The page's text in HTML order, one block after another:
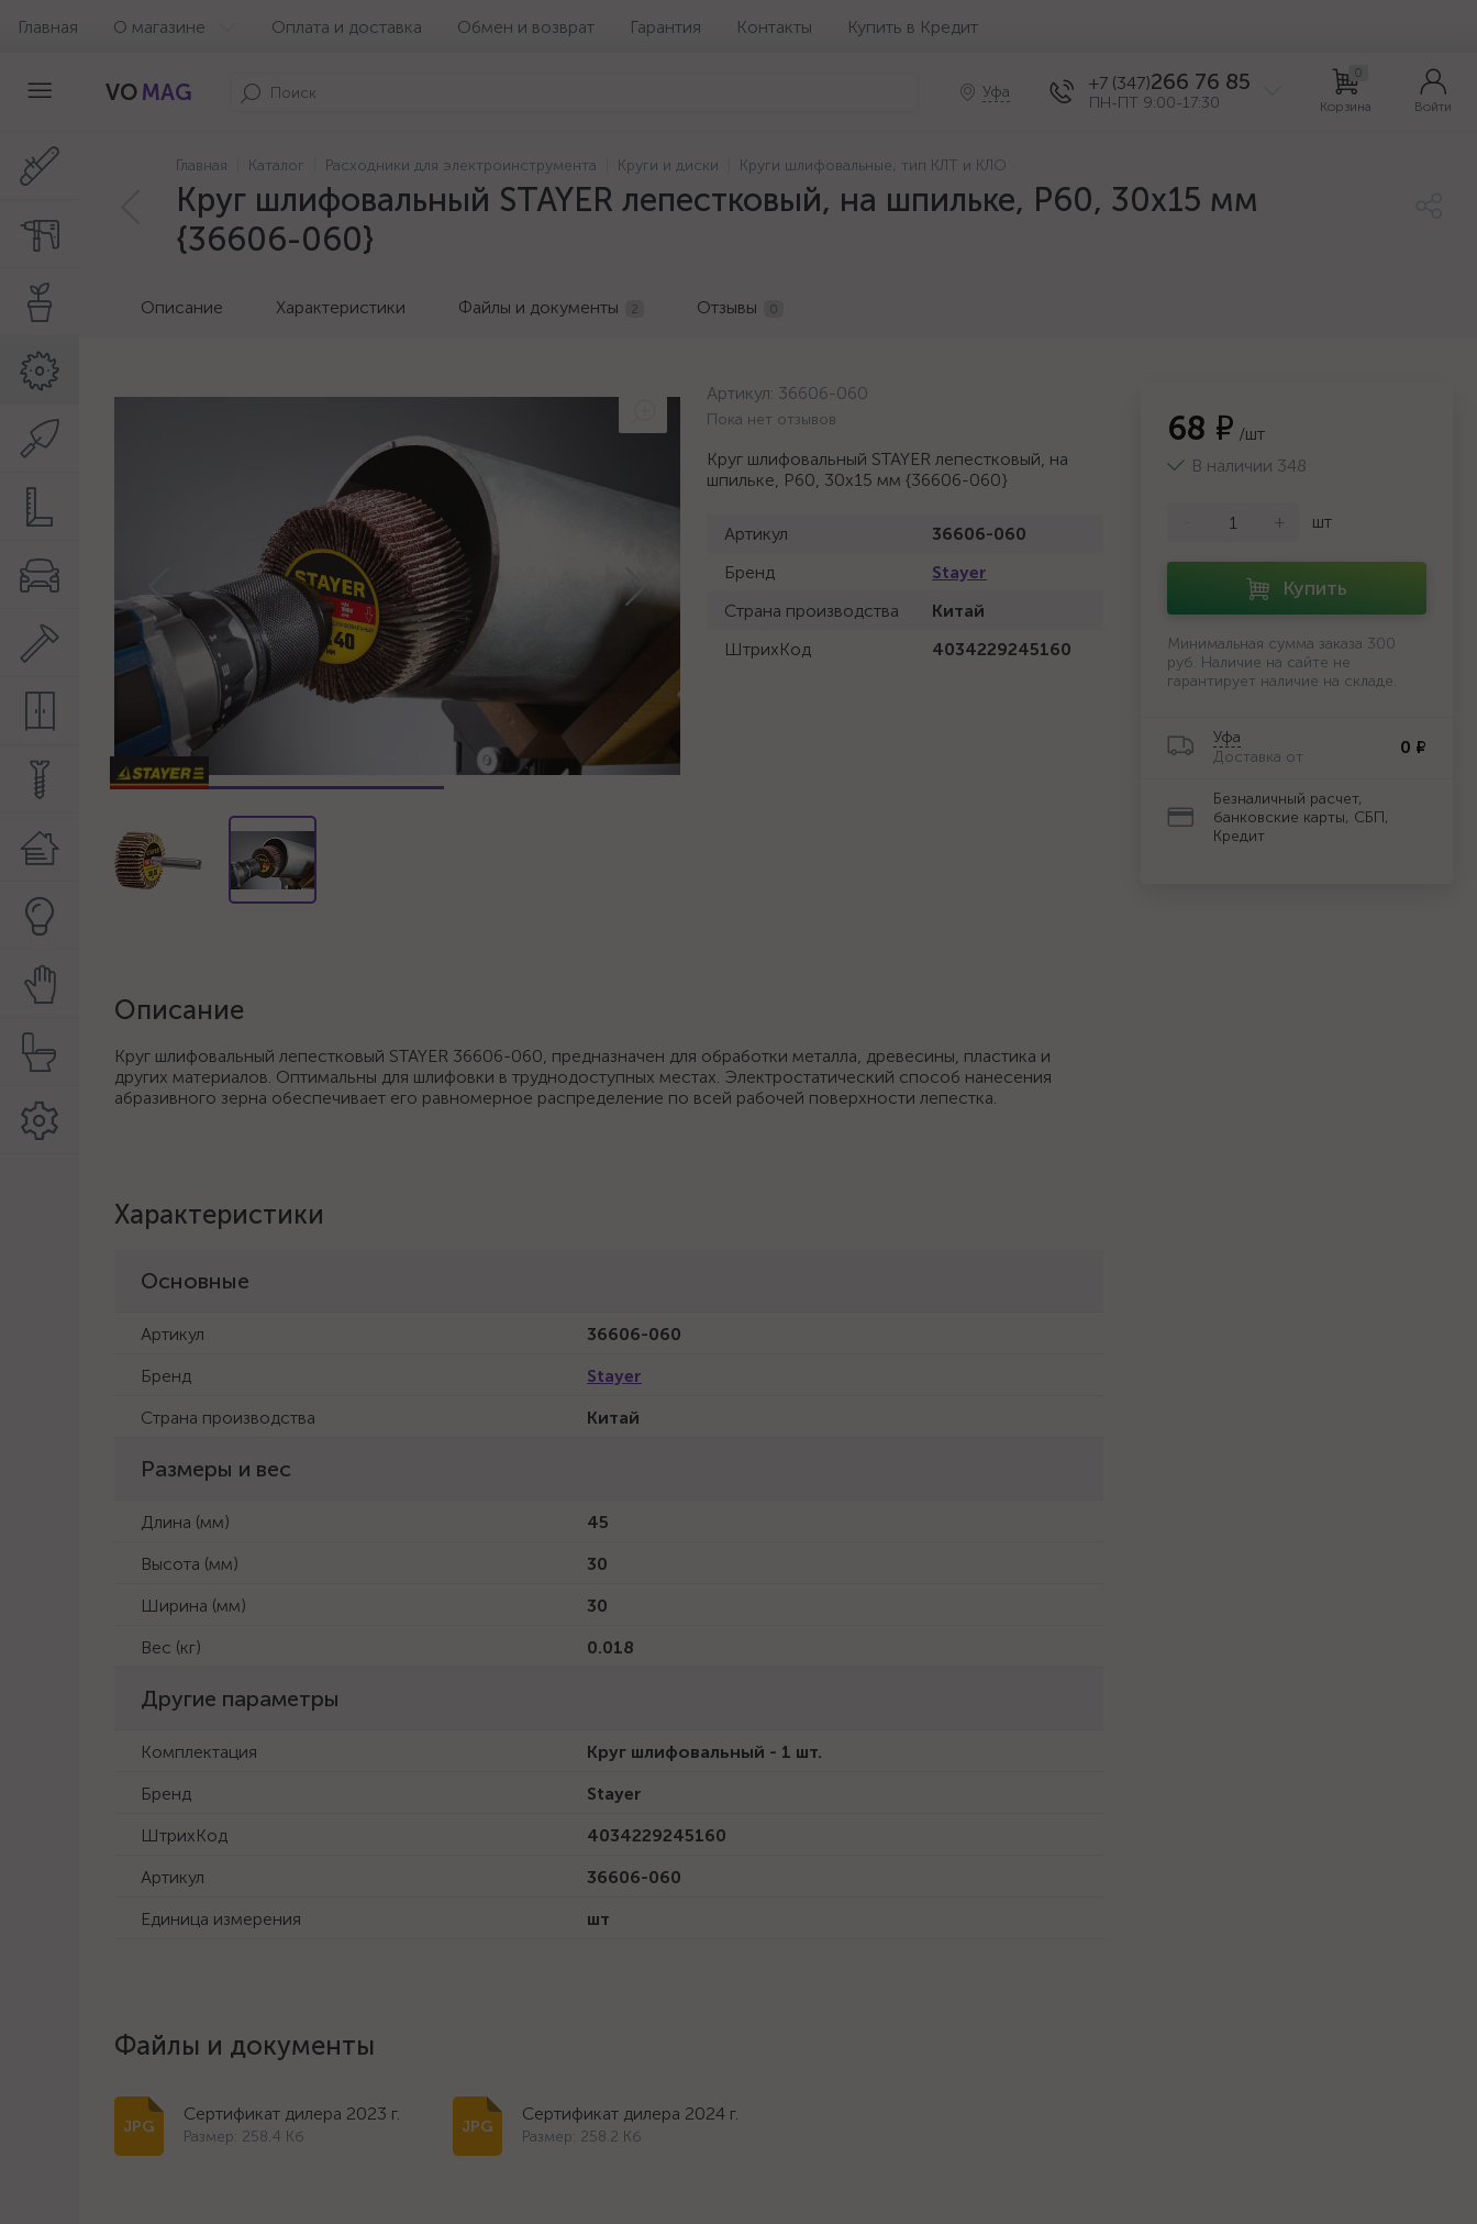
Главная О магазине Оплата и доставка Обмен и возврат Гарантия Контакты Купить в Кредит
VO MAG Уфа +7 (347)266 76 85
ПН-ПТ 9:00-17:30
0
Корзина Войти
Главная Каталог Расходники для электроинструмента Круги и диски Круги шлифовальные, тип КЛТ и КЛО
Круг шлифовальный STAYER лепестковый, на шпильке, P60, 30х15 мм
{36606-060}
Описание Характеристики Файлы и документы 2 Отзывы 0
Артикул: 36606-060
Пока нет отзывов
Круг шлифовальный STAYER лепестковый, на
шпильке, P60, 30х15 мм {36606-060}
Артикул
36606-060
Бренд
Stayer
Страна производства
Китай
ШтрихКод
4034229245160
Описание
Круг шлифовальный лепестковый STAYER 36606-060, предназначен для обработки металла, древесины, пластика и
других материалов. Оптимальны для шлифовки в труднодоступных местах. Электростатический способ нанесения
абразивного зерна обеспечивает его равномерное распределение по всей рабочей поверхности лепестка.
Характеристики
Основные
Артикул
36606-060
Бренд
Stayer
Страна производства
Китай
Размеры и вес
Длина (мм)
45
Высота (мм)
30
Ширина (мм)
30
Вес (кг)
0.018
Другие параметры
Комплектация
Круг шлифовальный - 1 шт.
Бренд
Stayer
ШтрихКод
4034229245160
Артикул
36606-060
Единица измерения
шт
Файлы и документы
Сертификат дилера 2023 г.
Размер: 258.4 Кб
Сертификат дилера 2024 г.
Размер: 258.2 Кб
68 ₽ /шт
В наличии 348
+ шт
Купить
Минимальная сумма заказа 300
руб. Наличие на сайте не
гарантирует наличие на складе.
Уфа
Доставка от
0 ₽
Безналичный расчет,
банковские карты, СБП,
Кредит